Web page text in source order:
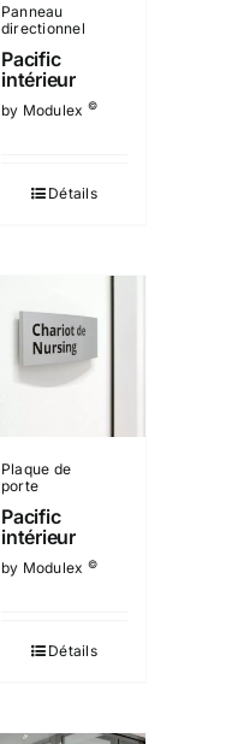
Panneau
directionnel
Pacific
intérieur
by Modulex ©
Détails
Plaque de
porte
Pacific
intérieur
by Modulex ©
Détails